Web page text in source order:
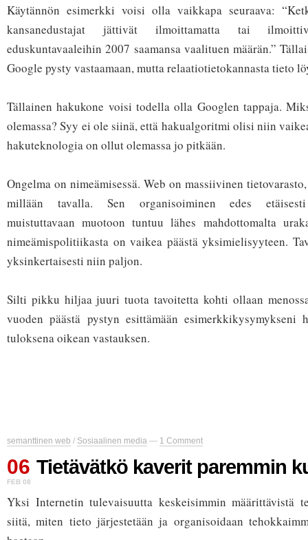
Käytännön esimerkki voisi olla vaikkapa seuraava:
kansanedustajat jättivät ilmoittamatta tai
eduskuntavaaleihin 2007 saamansa vaalituen määrän.”
Google pysty vastaamaan, mutta relaatiotietokannasta tieto
Tällainen hakukone voisi todella olla Googlen tappaja.
olemassa? Syy ei ole siinä, että hakualgoritmi olisi niin
hakuteknologia on ollut olemassa jo pitkään.
Ongelma on nimeämisessä. Web on massiivinen
millään tavalla. Sen organisoiminen edes etäisesti
muistuttavaan muotoon tuntuu lähes mahdottomalta
nimeämispolitiikasta on vaikea päästä yksimielisyyteen.
yksinkertaisesti niin paljon.
Silti pikku hiljaa juuri tuota tavoitetta kohti ollaan
vuoden päästä pystyn esittämään esimerkkikysymykseni
tuloksena oikean vastauksen.
semanttinen web / Sosiaalinen media — 1 Comment
06
FEB 08
Tietävätkö kaverit paremmin
Yksi Internetin tulevaisuutta keskeisimmin määrittävistä
siitä, miten tieto järjestetään ja organisoidaan